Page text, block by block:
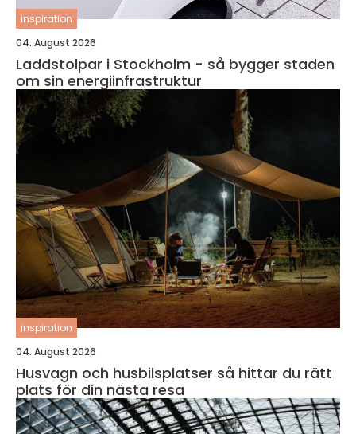
inspiration
04. August 2026
Laddstolpar i Stockholm - så bygger staden
om sin energiinfrastruktur
inspiration
04. August 2026
Husvagn och husbilsplatser så hittar du rätt
plats för din nästa resa